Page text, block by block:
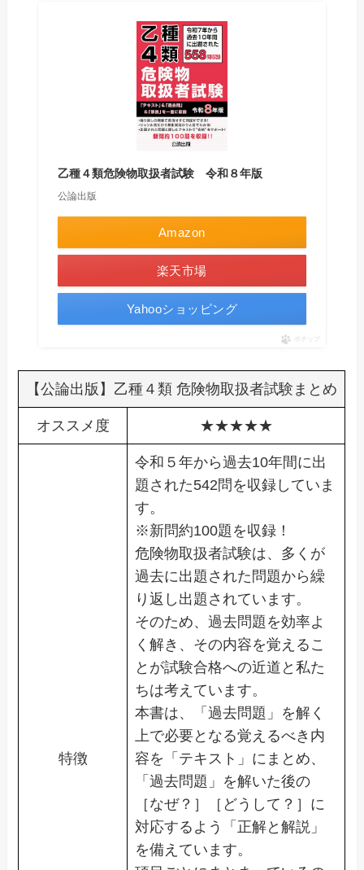
乙種４類危険物取扱者試験 令和８年版
公論出版
Amazon
楽天市場
Yahooショッピング
ポチップ
【公論出版】乙種４類 危険物取扱者試験まとめ
オススメ度 ★★★★★
特徴
令和５年から過去10年間に出
題された542問を収録していま
す。
※新問約100題を収録！
危険物取扱者試験は、多くが
過去に出題された問題から繰
り返し出題されています。
そのため、過去問題を効率よ
く解き、その内容を覚えるこ
とが試験合格への近道と私た
ちは考えています。
本書は、「過去問題」を解く
上で必要となる覚えるべき内
容を「テキスト」にまとめ、
「過去問題」を解いた後の
［なぜ？］［どうして？］に
対応するよう「正解と解説」
を備えています。